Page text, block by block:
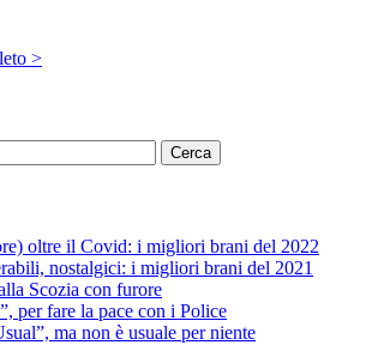
>
oltre il Covid: i migliori brani del 2022
nostalgici: i migliori brani del 2021
Scozia con furore
per fare la pace con i Police
ma non è usuale per niente